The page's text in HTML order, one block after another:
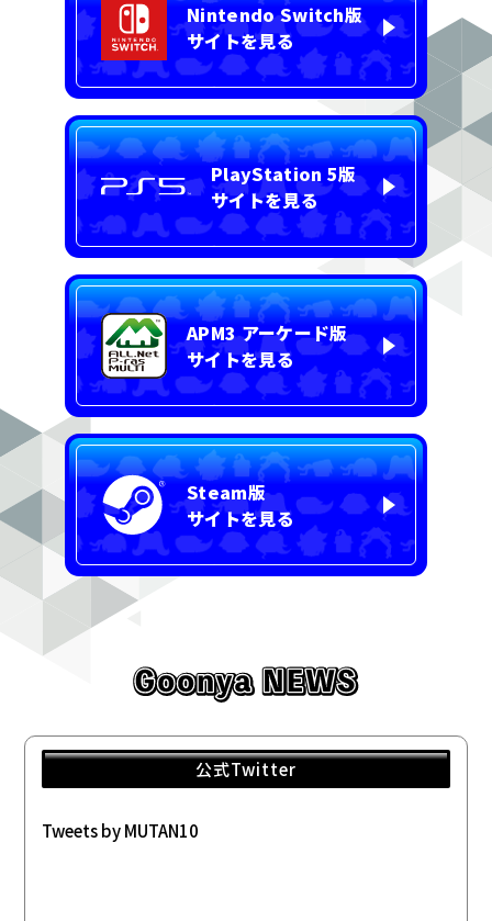
Nintendo Switch版
サイトを見る
PlayStation 5版
サイトを見る
APM3 アーケード版
サイトを見る
Steam版
サイトを見る
公式Twitter
Tweets by MUTAN10